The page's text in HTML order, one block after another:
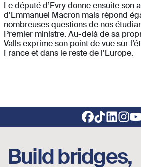
Le député d’Evry donne ensuite son
d’Emmanuel Macron mais répond
nombreuses questions de nos
Premier ministre. Au-delà de sa
Valls exprime son point de vue sur
France et dans le reste de l’Europe.
Footer social links
Build bridges,